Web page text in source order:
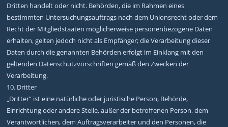
Dritten handelt oder nicht. Behörden, die im Rahmen eines
bestimmten Untersuchungsauftrags nach dem Unionsrecht oder dem
Recht der Mitgliedstaaten möglicherweise personenbezogene Daten
erhalten, gelten jedoch nicht als Empfänger; die Verarbeitung dieser
Daten durch die genannten Behörden erfolgt im Einklang mit den
geltenden Datenschutzvorschriften gemäß den Zwecken der
Verarbeitung.
10. Dritter
„Dritter“ ist eine natürliche oder juristische Person, Behörde,
Einrichtung oder andere Stelle, außer der betroffenen Person, dem
Verantwortlichen, dem Auftragsverarbeiter und den Personen, die